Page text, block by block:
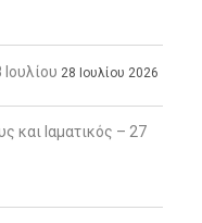
28 Ιουλίου 2026
και Ιαματικός – 27